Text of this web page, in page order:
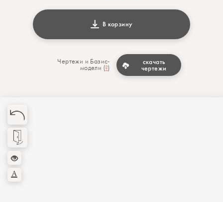
В корзину
Чертежи и Базис-
модели (?)
скачать
чертежи